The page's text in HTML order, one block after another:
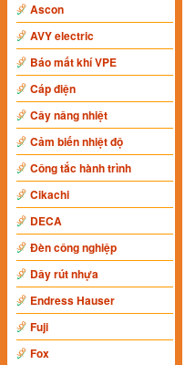
Ascon
AVY electric
Báo mất khí VPE
Cáp điện
Cây nâng nhiệt
Cảm biến nhiệt độ
Công tắc hành trình
Cikachi
DECA
Đèn công nghiệp
Dây rút nhựa
Endress Hauser
Fuji
Fox